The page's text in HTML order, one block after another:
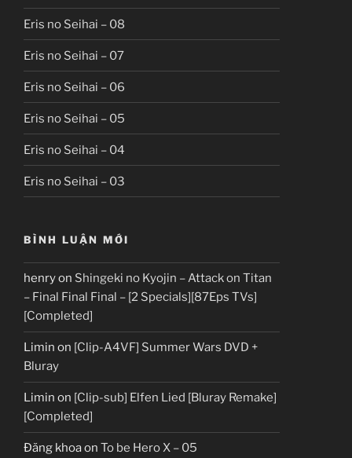
Eris no Seihai – 08
Eris no Seihai – 07
Eris no Seihai – 06
Eris no Seihai – 05
Eris no Seihai – 04
Eris no Seihai – 03
BÌNH LUẬN MỚI
henryon Shingeki no Kyojin – Attack on Titan
– Final Final Final – [2 Specials][87Eps TVs]
[Completed]
Limin on [Clip-A4VF] Summer Wars DVD +
Bluray
Limin on [Clip-sub] Elfen Lied [Bluray Remake]
[Completed]
Đăng khoaon To be Hero X – 05